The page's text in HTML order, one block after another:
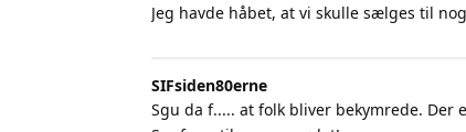
Jeg havde håbet, at vi skulle sælges til
SIFsiden80erne
Sgu da f..... at folk bliver bekymrede.